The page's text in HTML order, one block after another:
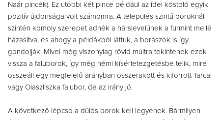
Naár pincék). Ez utóbbi két pince például az idei kóstoló egyik
pozitív újdonsága volt számomra. A település szintű boroknál
szintén komoly szerepet adnék a hárslevelűnek a furmint mellé
házasítva, és ahogy a példákból láttuk, a borászok is így
gondolják. Mivel még viszonylag rövid múltra tekintenek ezek
vissza a faluborok, így még némi kísérletezgetésbe telik, mire
összeáll egy megfelelő arányban összerakott és kiforrott Tarcal
vagy Olaszliszka falubor, de az irány jó.
A következő lépcső a dűlős borok kell legyenek. Bármilyen